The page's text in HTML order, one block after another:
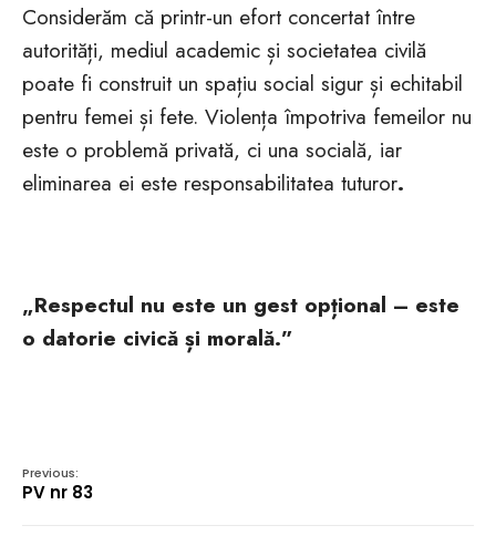
Considerăm că printr-un efort concertat între
autorități, mediul academic și societatea civilă
poate fi construit un spațiu social sigur și echitabil
pentru femei și fete. Violența împotriva femeilor nu
este o problemă privată, ci una socială, iar
eliminarea ei este responsabilitatea tuturor.
„Respectul nu este un gest opțional – este
o datorie civică și morală.”
Previous:
PV nr 83